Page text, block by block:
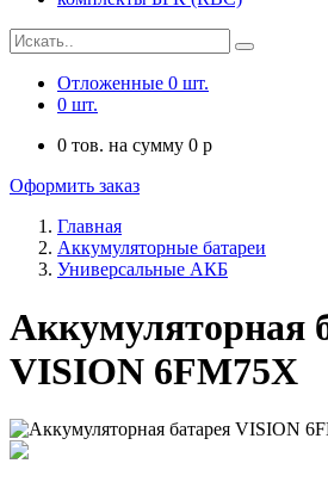
Отложенные 0 шт.
0 шт.
0 тов. на сумму 0 p
Оформить заказ
Главная
Аккумуляторные батареи
Универсальные АКБ
Аккумуляторная
VISION 6FM75X